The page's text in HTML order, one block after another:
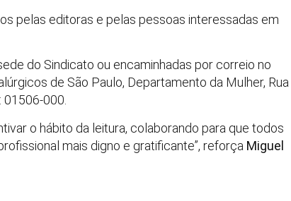
pelas editoras e pelas pessoas interessadas em
do Sindicato ou encaminhadas por correio no
de São Paulo, Departamento da Mulher, Rua
01506-000.
o hábito da leitura, colaborando para que todos
mais digno e gratificante”, reforça Miguel